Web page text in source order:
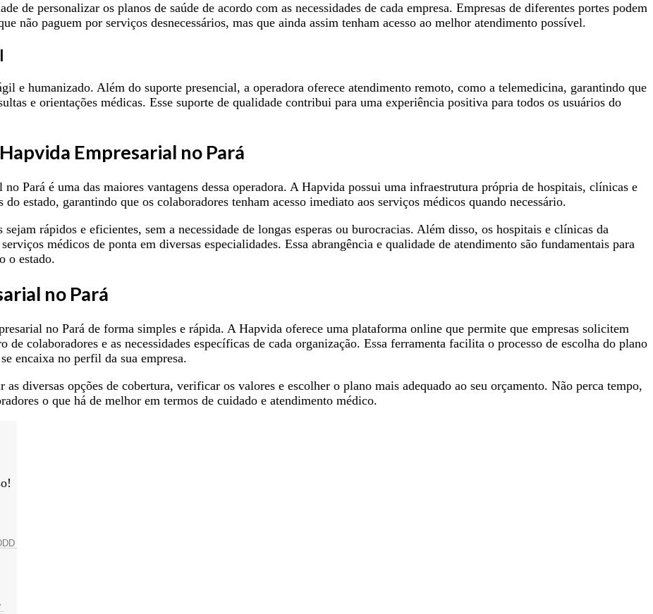
de personalizar os planos de saúde de acordo com as necessidades de cada empresa. Empresas de diferentes portes podem
não paguem por serviços desnecessários, mas que ainda assim tenham acesso ao melhor atendimento possível.
e humanizado. Além do suporte presencial, a operadora oferece atendimento remoto, como a telemedicina, garantindo que
e orientações médicas. Esse suporte de qualidade contribui para uma experiência positiva para todos os usuários do
Empresarial no Pará
Pará é uma das maiores vantagens dessa operadora. A Hapvida possui uma infraestrutura própria de hospitais, clínicas e
estado, garantindo que os colaboradores tenham acesso imediato aos serviços médicos quando necessário.
sejam rápidos e eficientes, sem a necessidade de longas esperas ou burocracias. Além disso, os hospitais e clínicas da
médicos de ponta em diversas especialidades. Essa abrangência e qualidade de atendimento são fundamentais para
o estado.
no Pará
no Pará de forma simples e rápida. A Hapvida oferece uma plataforma online que permite que empresas solicitem
colaboradores e as necessidades específicas de cada organização. Essa ferramenta facilita o processo de escolha do plano
encaixa no perfil da sua empresa.
diversas opções de cobertura, verificar os valores e escolher o plano mais adequado ao seu orçamento. Não perca tempo,
o que há de melhor em termos de cuidado e atendimento médico.